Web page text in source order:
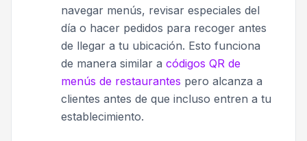
navegar menús, revisar especiales del
día o hacer pedidos para recoger antes
de llegar a tu ubicación. Esto funciona
de manera similar a códigos QR de
menús de restaurantes pero alcanza a
clientes antes de que incluso entren a tu
establecimiento.